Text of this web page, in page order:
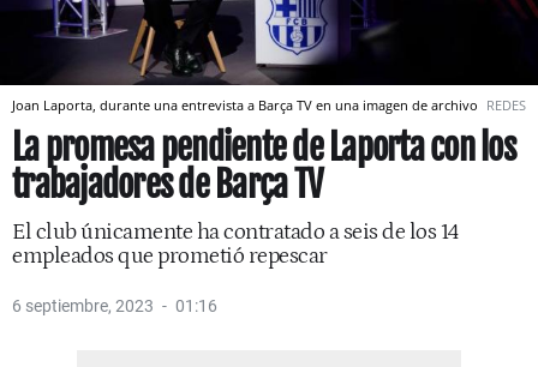
Joan Laporta, durante una entrevista a Barça TV en una imagen de archivo REDES
La promesa pendiente de Laporta con los
trabajadores de Barça TV
El club únicamente ha contratado a seis de los 14
empleados que prometió repescar
6 septiembre, 2023 01:16